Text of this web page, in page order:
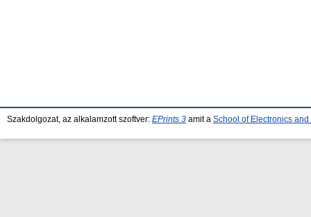
Szakdolgozat, az alkalamzott szoftver: EPrints 3 amit a School of Electronics